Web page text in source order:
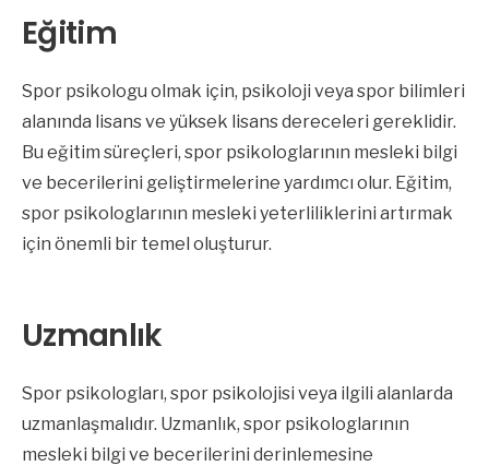
Eğitim
Spor psikologu olmak için, psikoloji veya spor bilimleri
alanında lisans ve yüksek lisans dereceleri gereklidir.
Bu eğitim süreçleri, spor psikologlarının mesleki bilgi
ve becerilerini geliştirmelerine yardımcı olur. Eğitim,
spor psikologlarının mesleki yeterliliklerini artırmak
için önemli bir temel oluşturur.
Uzmanlık
Spor psikologları, spor psikolojisi veya ilgili alanlarda
uzmanlaşmalıdır. Uzmanlık, spor psikologlarının
mesleki bilgi ve becerilerini derinlemesine